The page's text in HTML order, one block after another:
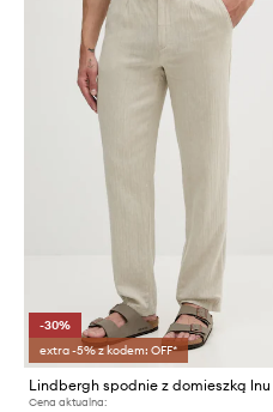
-30%
extra -5% z kodem: OFF*
Lindbergh spodnie z domieszką lnu
Cena aktualna: